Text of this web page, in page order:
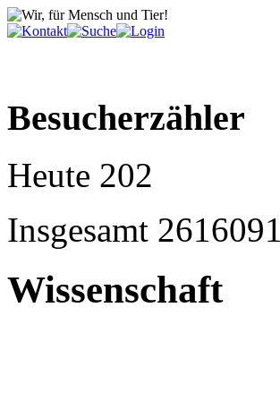
Besucherzähler
Heute 202
Insgesamt 2616091
Wissenschaft